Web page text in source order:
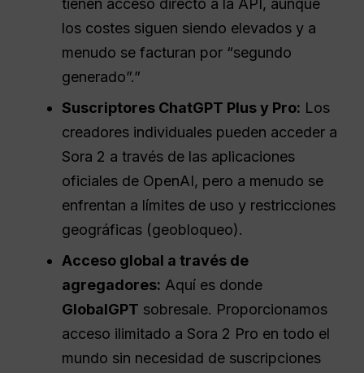
tienen acceso directo a la API, aunque
los costes siguen siendo elevados y a
menudo se facturan por “segundo
generado”.”
Suscriptores ChatGPT Plus y Pro: Los
creadores individuales pueden acceder a
Sora 2 a través de las aplicaciones
oficiales de OpenAI, pero a menudo se
enfrentan a límites de uso y restricciones
geográficas (geobloqueo).
Acceso global a través de
agregadores: Aquí es donde
GlobalGPT sobresale. Proporcionamos
acceso ilimitado a Sora 2 Pro en todo el
mundo sin necesidad de suscripciones